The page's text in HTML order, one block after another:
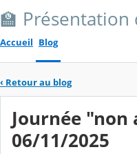
🏫
Accueil Blog
‹ Retour au blog
Journée
06/11/2025